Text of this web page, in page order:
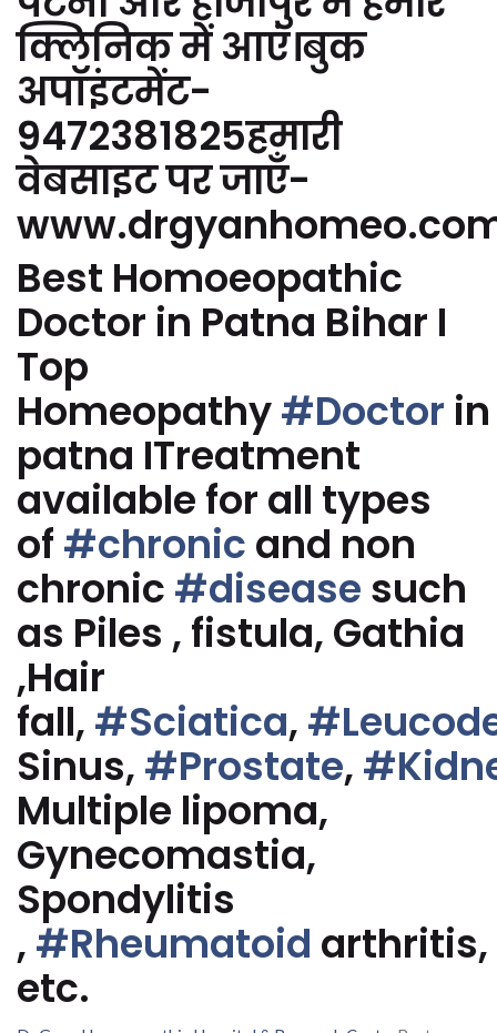
क्लिनिक में आएं।बुक
अपॉइंटमेंट-
9472381825हमारी
वेबसाइट पर जाएँ-
Best Homoeopathic
Doctor in Patna Bihar I
Top
Homeopathy#Doctor in
patna ITreatment
available for all types
of #chronic and non
chronic #disease such
as Piles , fistula, Gathia
,Hair
fall, #Sciatica,
Sinus, #Prostate,
Multiple lipoma,
Gynecomastia,
Spondylitis
, #Rheumatoid arthritis,
etc.